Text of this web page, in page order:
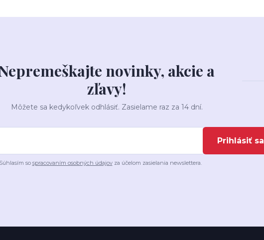
novinky, akcie a
zľavy!
Môžete sa kedykoľvek odhlásiť. Zasielame raz za 14 dní.
Prihlásiť sa
Súhlasím so spracovaním osobných údajovza účelom zasielania newslettera.